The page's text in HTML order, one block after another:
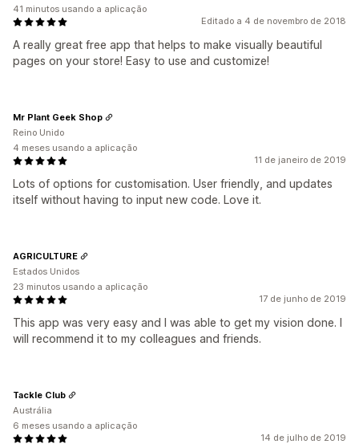
Editado a 4 de novembro de 2018
A really great free app that helps to make visually beautiful
pages on your store! Easy to use and customize!
41 minutos usando a aplicação
11 de janeiro de 2019
Lots of options for customisation. User friendly, and updates
itself without having to input new code. Love it.
Mr Plant Geek Shop
Reino Unido
4 meses usando a aplicação
17 de junho de 2019
This app was very easy and I was able to get my vision done. I
will recommend it to my colleagues and friends.
AGRICULTURE
Estados Unidos
23 minutos usando a aplicação
14 de julho de 2019
Tackle Club
Austrália
6 meses usando a aplicação